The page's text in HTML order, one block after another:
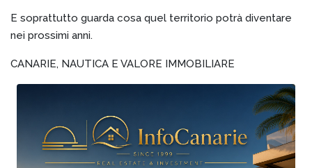
E soprattutto guarda cosa quel territorio potrà diventare
nei prossimi anni.
CANARIE, NAUTICA E VALORE IMMOBILIARE